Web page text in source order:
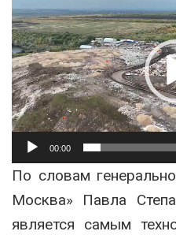
00:00
По словам
Москва» Павла
является самым